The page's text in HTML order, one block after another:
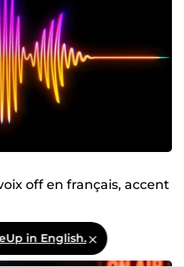
off en français, accent
in English.